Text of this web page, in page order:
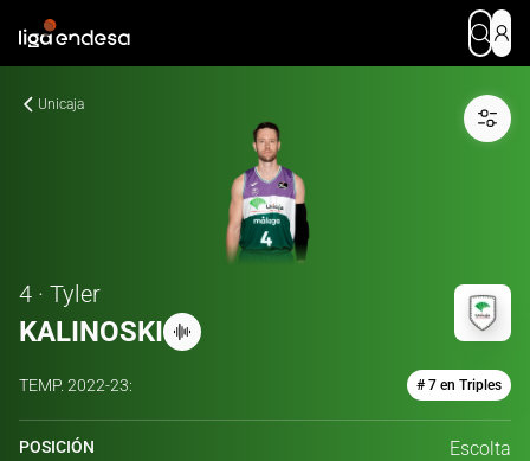
Unicaja
4 · Tyler
KALINOSKI
TEMP. 2022-23: # 7 en Triples
POSICIÓN Escolta